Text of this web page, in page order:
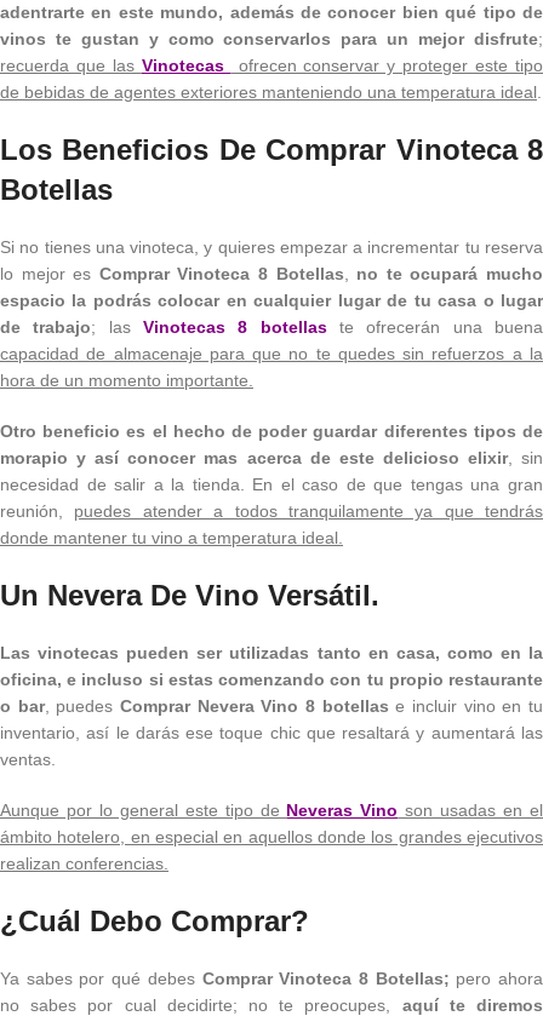
adentrarte en este mundo, además de conocer bien qué tipo de
vinos te gustan y como conservarlos para un mejor disfrute;
recuerda que las Vinotecas
ofrecen conservar y proteger este tipo
de bebidas de agentes exteriores manteniendo una temperatura ideal
Los Beneficios De Comprar Vinoteca 8
Botellas
Si no tienes una vinoteca, y quieres empezar a incrementar tu reserva
lo mejor es Comprar Vinoteca 8 Botellas
no te ocupará mucho
espacio la podrás colocar en cualquier lugar de tu casa o lugar
de trabajo; lasVinotecas 8 botellaste ofrecerán una buena
capacidad de almacenaje para que no te quedes sin refuerzos a la
hora de un momento importante.
Otro beneficio es el hecho de poder guardar diferentes tipos de
morapio y así conocer mas acerca de este delicioso elixir, sin
necesidad de salir a la tienda. En el caso de que tengas una gran
reunión, puedes atender a todos tranquilamente ya que tendrás
donde mantener tu vino a temperatura ideal.
Un Nevera De Vino Versátil.
Las vinotecas pueden ser utilizadas tanto en casa, como en la
oficina, e incluso si estas comenzando con tu propio restaurante
o bar, puedesComprar Nevera Vino 8 botellas e incluir vino en tu
inventario, así le darás ese toque chic que resaltará y aumentará las
ventas.
Aunque por lo general este tipo de Neveras Vino son usadas en el
ámbito hotelero, en especial en aquellos donde los grandes ejecutivos
realizan conferencias.
¿Cuál Debo Comprar?
Ya sabes por qué debes Comprar Vinoteca 8 Botellas; pero ahora
no sabes por cual decidirte; no te preocupes, aquí te diremos